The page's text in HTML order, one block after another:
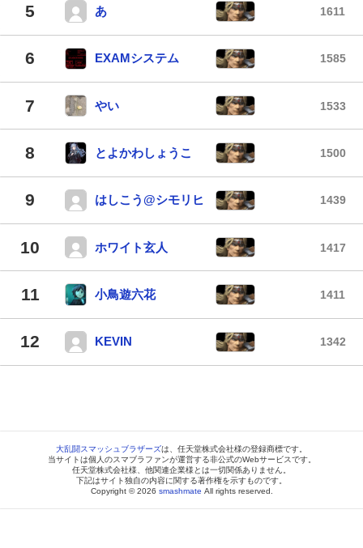
5 あ 1611
6 EXAMシステム 1585
7 やい 1533
8 とよかわしょうこ 1500
9 はしこう@シモリヒ 1439
10 ホワイト玄人 1417
11 小鳥遊六花 1411
12 KEVIN 1342
大乱闘スマッシュブラザーズは、任天堂株式会社様の登録商標です。
当サイトは個人のスマブラファンが運営する非公式のWebサービスです。
任天堂株式会社様、他関連企業様とは一切関係ありません。
下記はサイト独自の内容に関する著作権を示すものです。
Copyright © 2026 smashmate All rights reserved.